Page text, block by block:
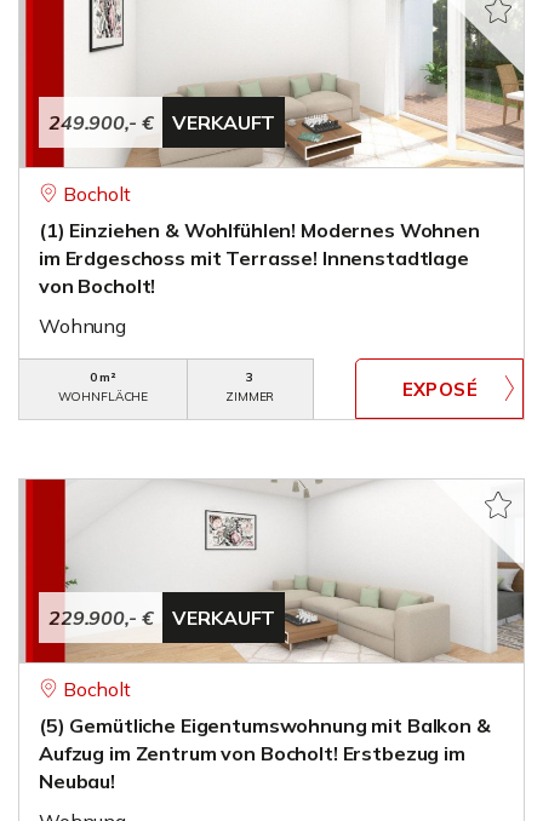
249.900,- € VERKAUFT
Bocholt
(1) Einziehen & Wohlfühlen! Modernes Wohnen
im Erdgeschoss mit Terrasse! Innenstadtlage
von Bocholt!
Wohnung
0 m²
WOHNFLÄCHE
3
ZIMMER
229.900,- € VERKAUFT
Bocholt
(5) Gemütliche Eigentumswohnung mit Balkon &
Aufzug im Zentrum von Bocholt! Erstbezug im
Neubau!